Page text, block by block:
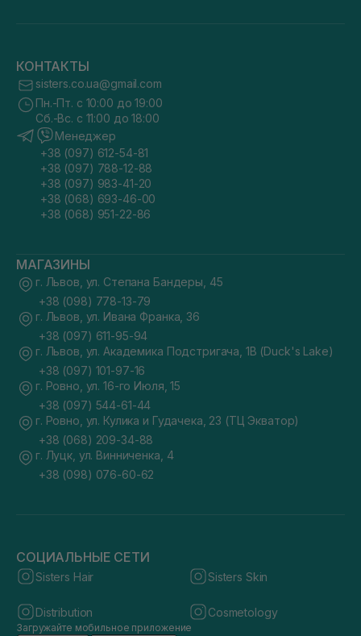
КОНТАКТЫ
sisters.co.ua@gmail.com
Пн.-Пт. с 10:00 до 19:00
Сб.-Вс. с 11:00 до 18:00
Менеджер
+38 (097) 612-54-81
+38 (097) 788-12-88
+38 (097) 983-41-20
+38 (068) 693-46-00
+38 (068) 951-22-86
МАГАЗИНЫ
г. Львов, ул. Степана Бандеры, 45
+38 (098) 778-13-79
г. Львов, ул. Ивана Франка, 36
+38 (097) 611-95-94
г. Львов, ул. Академика Подстригача, 1В (Duck's Lake)
+38 (097) 101-97-16
г. Ровно, ул. 16-го Июля, 15
+38 (097) 544-61-44
г. Ровно, ул. Кулика и Гудачека, 23 (ТЦ Экватор)
+38 (068) 209-34-88
г. Луцк, ул. Винниченка, 4
+38 (098) 076-60-62
СОЦИАЛЬНЫЕ СЕТИ
Sisters Hair Sisters Skin
Distribution Cosmetology
Загружайте мобильное приложение